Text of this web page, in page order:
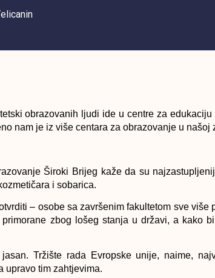
obrazovanih ljudi ide u centre za
nam je iz više centara za obrazovanje u našoj
Široki Brijeg kaže da su
i sobarica.
– osobe sa završenim fakultetom sve više
zbog lošeg stanja u državi, a kako
Tržište rada Evropske unije, naime,
upravo tim zahtjevima.